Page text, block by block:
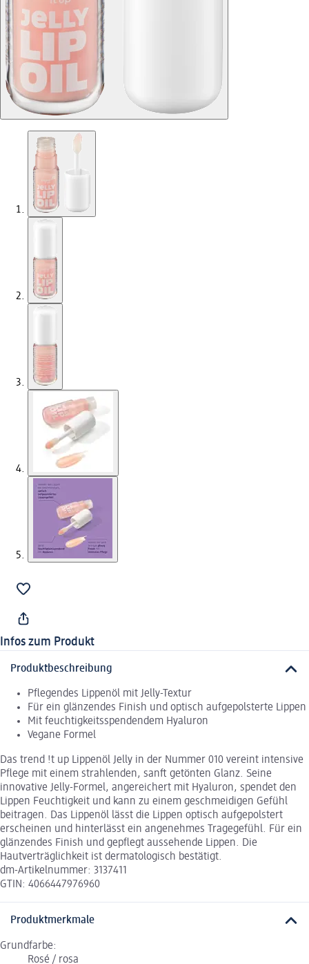
Infos zum Produkt
Produktbeschreibung
Pflegendes Lippenöl mit Jelly-Textur
Für ein glänzendes Finish und optisch aufgepolsterte Lippen
Mit feuchtigkeitsspendendem Hyaluron
Vegane Formel
Das trend !t up Lippenöl Jelly in der Nummer 010 vereint intensive
Pflege mit einem strahlenden, sanft getönten Glanz. Seine
innovative Jelly-Formel, angereichert mit Hyaluron, spendet den
Lippen Feuchtigkeit und kann zu einem geschmeidigen Gefühl
beitragen. Das Lippenöl lässt die Lippen optisch aufgepolstert
erscheinen und hinterlässt ein angenehmes Tragegefühl. Für ein
glänzendes Finish und gepflegt aussehende Lippen. Die
Hautverträglichkeit ist dermatologisch bestätigt.
dm-Artikelnummer: 3137411
GTIN: 4066447976960
Produktmerkmale
Grundfarbe:
Rosé / rosa